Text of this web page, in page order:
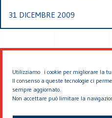
Utilizziamo i cookie per migliorare la
Il consenso a queste tecnologie ci
sempre aggiornato.
Non accettare può limitare la
31 DICEMBRE 2009
© 2026